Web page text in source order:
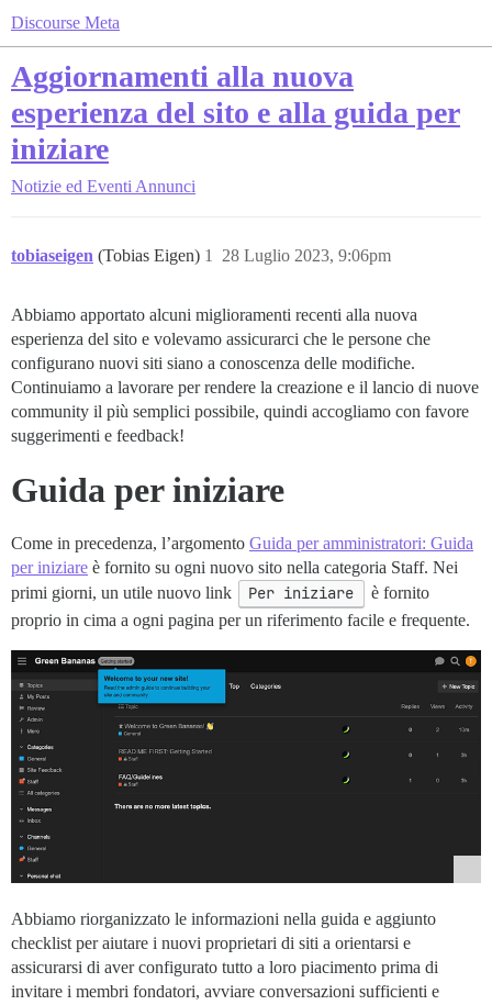
Discourse Meta
Aggiornamenti alla nuova
esperienza del sito e alla guida per
iniziare
Notizie ed Eventi Annunci
tobiaseigen (Tobias Eigen) 28 Luglio 2023, 9:06pm
1
Abbiamo apportato alcuni miglioramenti recenti alla nuova
esperienza del sito e volevamo assicurarci che le persone che
configurano nuovi siti siano a conoscenza delle modifiche.
Continuiamo a lavorare per rendere la creazione e il lancio di nuove
community il più semplici possibile, quindi accogliamo con favore
suggerimenti e feedback!
Guida per iniziare
Come in precedenza, l’argomento Guida per amministratori: Guida
per iniziare è fornito su ogni nuovo sito nella categoria Staff. Nei
primi giorni, un utile nuovo link
Per iniziare
è fornito
proprio in cima a ogni pagina per un riferimento facile e frequente.
Abbiamo riorganizzato le informazioni nella guida e aggiunto
checklist per aiutare i nuovi proprietari di siti a orientarsi e
assicurarsi di aver configurato tutto a loro piacimento prima di
invitare i membri fondatori, avviare conversazioni sufficienti e